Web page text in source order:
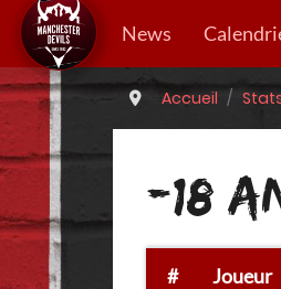
News
Accueil
-18
# Joueur